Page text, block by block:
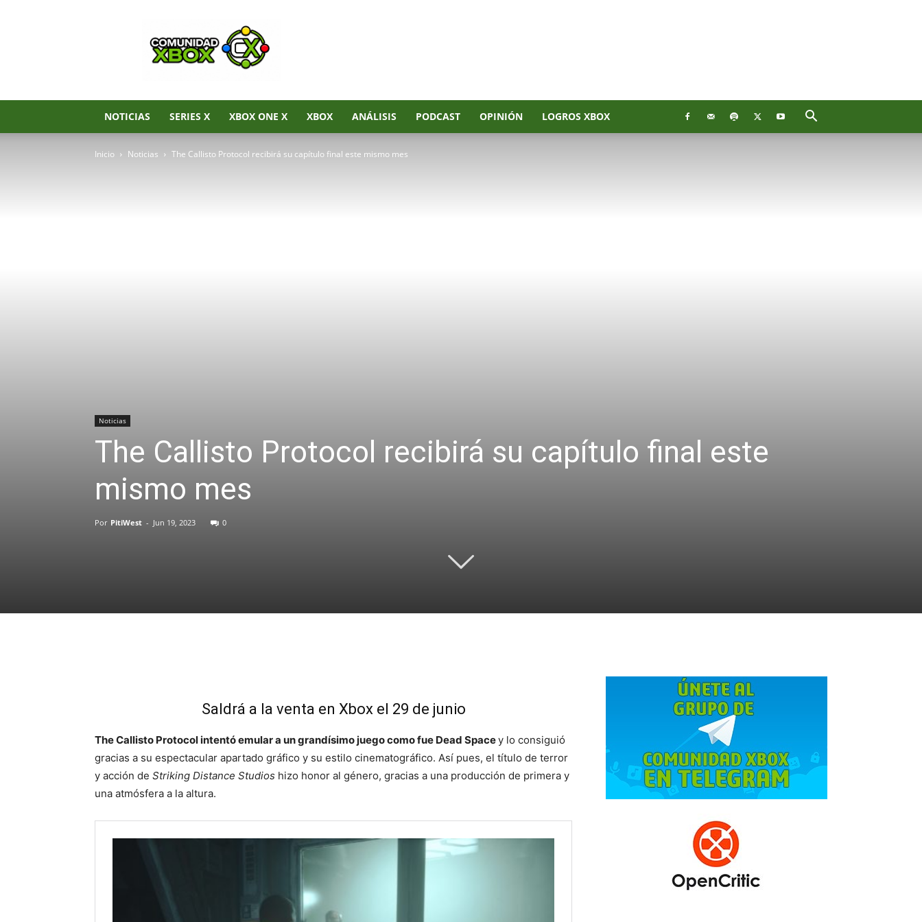
Noticias
de
Xbox
Series
Xbox
One
360
NOTICIAS SERIES X XBOX ONE X XBOX ANÁLISIS PODCAST OPINIÓN LOGROS XBOX
Inicio Noticias The Callisto Protocol recibirá su capítulo final este mismo mes
Noticias
The Callisto Protocol recibirá su capítulo final este
mismo mes
Por PitiWest - Jun 19, 2023 0
Saldrá a la venta en Xbox el 29 de junio
The Callisto Protocol intentó emular a un grandísimo juego como fue Dead Spacey lo consiguió
gracias a su espectacular apartado gráfico y su estilo cinematográfico. Así pues, el título de terror
y acción de Striking Distance Studios hizo honor al género, gracias a una producción de primera y
una atmósfera a la altura.